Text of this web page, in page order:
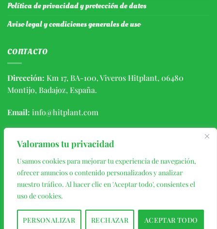
Valoramos tu privacidad
Usamos cookies para mejorar tu experiencia de navegación,
ofrecer anuncios o contenido personalizados y analizar
nuestro tráfico. Al hacer clic en 'Aceptar todo', consientes el
uso de cookies.
PERSONALIZAR RECHAZAR ACEPTAR TODO
Política de privacidad y protección de datos
Aviso legal y condiciones generales de uso
CONTACTO
Dirección: Km 17, BA-100, Viveros Hitplant, 06480
Montijo, Badajoz, España.
Email: info@hitplant.com